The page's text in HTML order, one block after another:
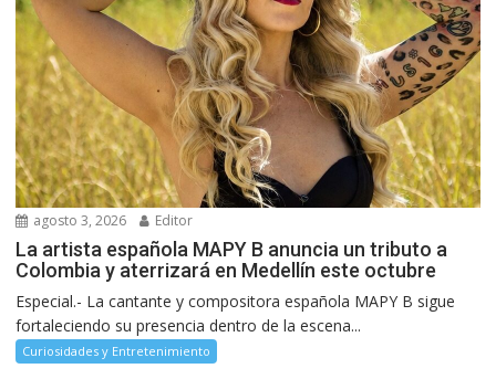
agosto 3, 2026 Editor
La artista española MAPY B anuncia un tributo a
Colombia y aterrizará en Medellín este octubre
Especial.- La cantante y compositora española MAPY B sigue
fortaleciendo su presencia dentro de la escena...
Curiosidades y Entretenimiento